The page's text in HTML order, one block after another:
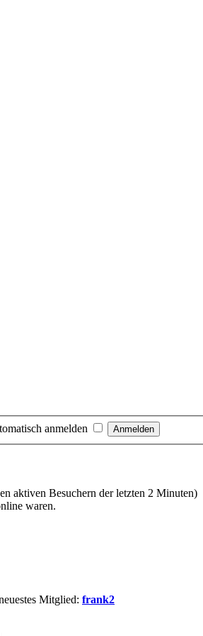
anmelden
aktiven Besuchern der letzten 2 Minuten)
waren.
Mitglied: frank2